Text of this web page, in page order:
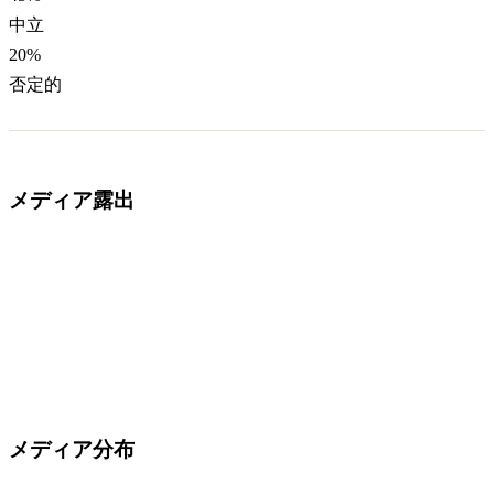
中立
20%
否定的
メディア露出
メディア分布